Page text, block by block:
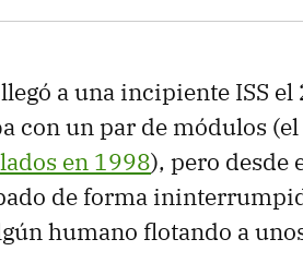
a una incipiente ISS
con un par de módulos
en 1998), pero desde
de forma
humano flotando a